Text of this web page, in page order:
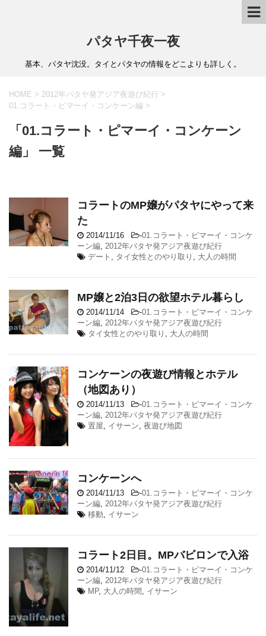
パタヤ千夜一夜
基本、パタヤ沈没。タイとパタヤの情報をどこよりも詳しく。
HOME > 2012年パタヤ発アジア夜遊び紀行 >
01.コラート・ピマーイ・コンケーン編 >
「01.コラート・ピマーイ・コンケーン
編」 一覧
コラートのMP嬢がパタヤにやって来
た
2014/11/16 -01.コラート・ピマーイ・コンケ
ーン編 2012年パタヤ発アジア夜遊び紀行
デート
タイ女性とのやり取り 大人の時間
MP嬢と2泊3日の欲望ホテル暮らし
2014/11/14 -01.コラート・ピマーイ・コンケ
ーン編 2012年パタヤ発アジア夜遊び紀行
タイ女性とのやり取り
大人の時間
コンケーンの夜遊び情報とホテル
（地図あり）
2014/11/13 -01.コラート・ピマーイ・コンケ
ーン編 2012年パタヤ発アジア夜遊び紀行
置屋
イサーン 夜遊び地図
コンケーンへ
2014/11/13 -01.コラート・ピマーイ・コンケ
ーン編 2012年パタヤ発アジア夜遊び紀行
移動
イサーン
コラート2日目。MPバビロンで入浴
2014/11/12 -01.コラート・ピマーイ・コンケ
ーン編 2012年パタヤ発アジア夜遊び紀行
MP, 大人の時間 イサーン